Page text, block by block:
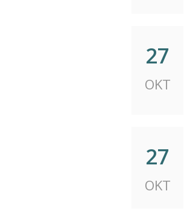
27
ΟΚΤ
27
ΟΚΤ